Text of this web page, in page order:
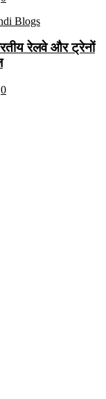
रेलवे और ट्रेनों
0